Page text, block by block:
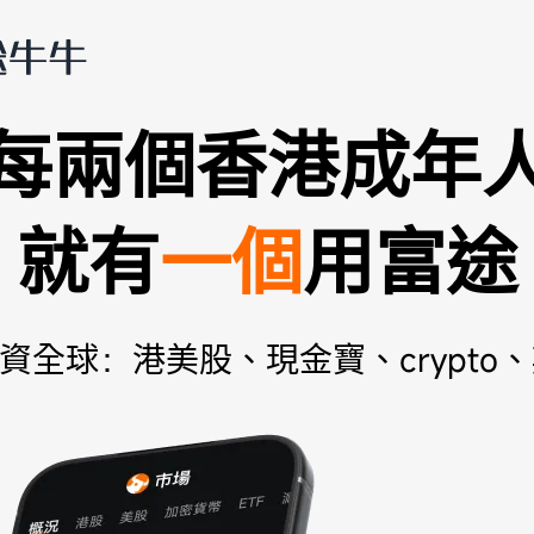
兩個香港成年
就有一個用富途
全球：港美股、現金寶、crypto